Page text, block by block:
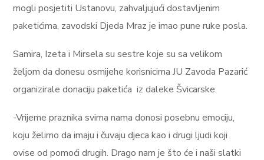
mogli posjetiti Ustanovu, zahvaljujući dostavljenim
paketićima, zavodski Djeda Mraz je imao pune ruke posla.
Samira, Izeta i Mirsela su sestre koje su sa velikom
željom da donesu osmijehe korisnicima JU Zavoda Pazarić
organizirale donaciju paketića iz daleke Švicarske.
-Vrijeme praznika svima nama donosi posebnu emociju,
koju želimo da imaju i čuvaju djeca kao i drugi ljudi koji
ovise od pomoći drugih. Drago nam je što će i naši slatki